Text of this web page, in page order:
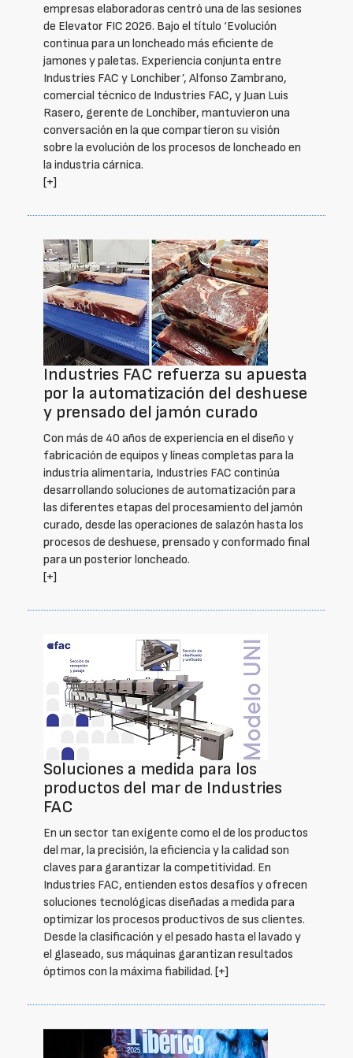
empresas elaboradoras centró una de las sesiones
de Elevator FIC 2026. Bajo el título ‘Evolución
continua para un loncheado más eficiente de
jamones y paletas. Experiencia conjunta entre
Industries FAC y Lonchiber’, Alfonso Zambrano,
comercial técnico de Industries FAC, y Juan Luis
Rasero, gerente de Lonchiber, mantuvieron una
conversación en la que compartieron su visión
sobre la evolución de los procesos de loncheado en
la industria cárnica.
[+]
Industries FAC refuerza su apuesta
por la automatización del deshuese
y prensado del jamón curado
Con más de 40 años de experiencia en el diseño y
fabricación de equipos y líneas completas para la
industria alimentaria, Industries FAC continúa
desarrollando soluciones de automatización para
las diferentes etapas del procesamiento del jamón
curado, desde las operaciones de salazón hasta los
procesos de deshuese, prensado y conformado final
para un posterior loncheado.
[+]
Soluciones a medida para los
productos del mar de Industries
FAC
En un sector tan exigente como el de los productos
del mar, la precisión, la eficiencia y la calidad son
claves para garantizar la competitividad. En
Industries FAC, entienden estos desafíos y ofrecen
soluciones tecnológicas diseñadas a medida para
optimizar los procesos productivos de sus clientes.
Desde la clasificación y el pesado hasta el lavado y
el glaseado, sus máquinas garantizan resultados
óptimos con la máxima fiabilidad. [+]